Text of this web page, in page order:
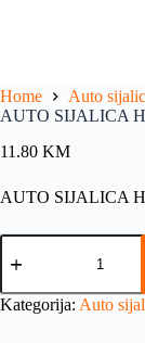
Home Auto
AUTO SIJALICA
11.80 KM
AUTO SIJALICA
Kategorija: Auto